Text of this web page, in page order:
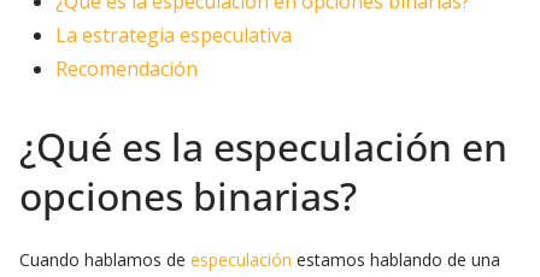
La estrategia especulativa
Recomendación
¿Qué es la especulación en
opciones binarias?
Cuando hablamos de especulación estamos hablando de una